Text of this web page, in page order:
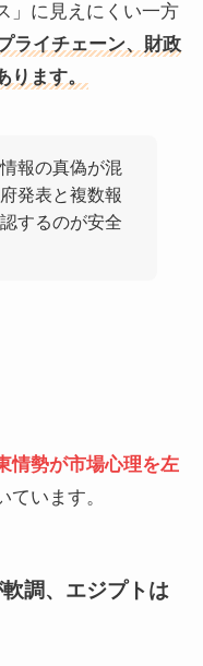
」に見えにくい一方
ライチェーン、財政
ます。
報の真偽が混
発表と複数報
するのが安全
情勢が市場心理を左
ています。
調、エジプトは